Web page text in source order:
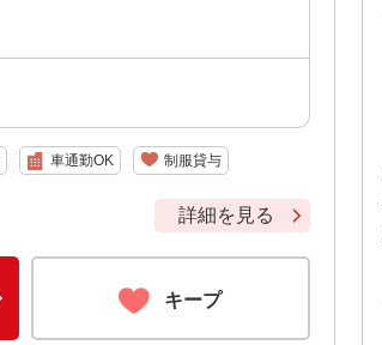
車通勤OK 制服貸与
詳細を見る
キープ